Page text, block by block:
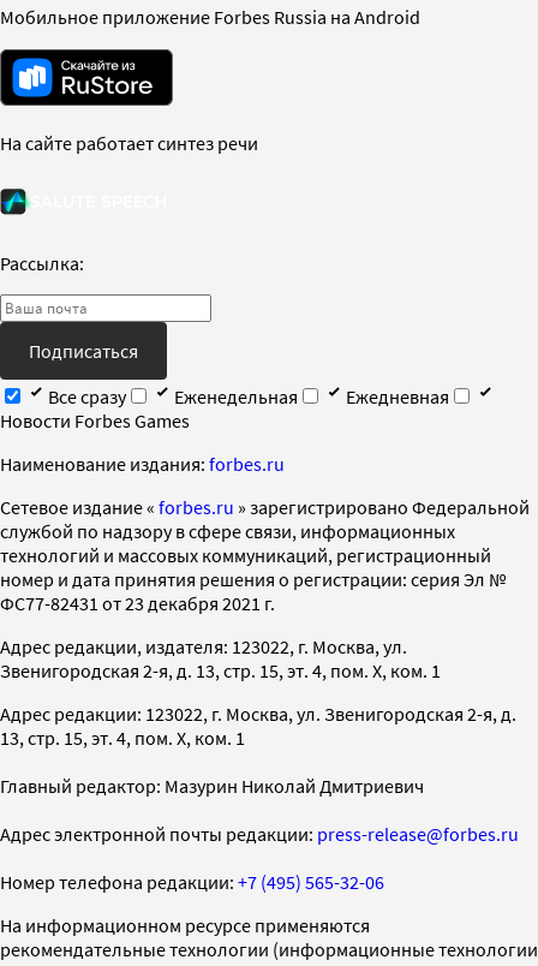
Мобильное приложение Forbes Russia на Android
На сайте работает синтез речи
Рассылка:
Подписаться
Все сразу
Еженедельная
Ежедневная
Новости Forbes Games
Наименование издания: forbes.ru
Cетевое издание « forbes.ru » зарегистрировано Федеральной
службой по надзору в сфере связи, информационных
технологий и массовых коммуникаций, регистрационный
номер и дата принятия решения о регистрации: серия Эл №
ФС77-82431 от 23 декабря 2021 г.
Адрес редакции, издателя: 123022, г. Москва, ул.
Звенигородская 2-я, д. 13, стр. 15, эт. 4, пом. X, ком. 1
Адрес редакции: 123022, г. Москва, ул. Звенигородская 2-я, д.
13, стр. 15, эт. 4, пом. X, ком. 1
Главный редактор: Мазурин Николай Дмитриевич
Адрес электронной почты редакции: press-release@forbes.ru
Номер телефона редакции: +7 (495) 565-32-06
На информационном ресурсе применяются
рекомендательные технологии (информационные технологии